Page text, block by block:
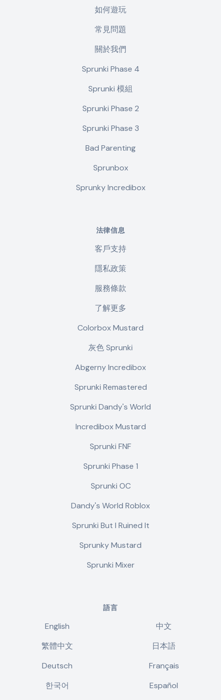
如何遊玩
常見問題
關於我們
Sprunki Phase 4
Sprunki 模組
Sprunki Phase 2
Sprunki Phase 3
Bad Parenting
Sprunbox
Sprunky Incredibox
法律信息
客戶支持
隱私政策
服務條款
了解更多
Colorbox Mustard
灰色 Sprunki
Abgerny Incredibox
Sprunki Remastered
Sprunki Dandy's World
Incredibox Mustard
Sprunki FNF
Sprunki Phase 1
Sprunki OC
Dandy's World Roblox
Sprunki But I Ruined It
Sprunky Mustard
Sprunki Mixer
語言
English
中文
繁體中文
日本語
Deutsch
Français
한국어
Español